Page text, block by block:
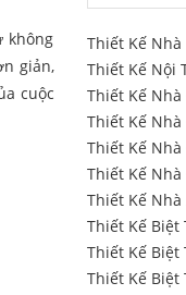
không
giản,
cuộc
Thiết Kế Nhà
Thiết Kế Nội
Thiết Kế Nhà
Thiết Kế Nhà
Thiết Kế Nhà
Thiết Kế Nhà
Thiết Kế Nhà
Thiết Kế Biệt
Thiết Kế Biệt
Thiết Kế Biệt